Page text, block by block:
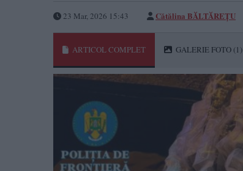
23 Mar, 2026 15:43 Cătălina BĂLTĂREȚU
ARTICOL COMPLET GALERIE FOTO (1)